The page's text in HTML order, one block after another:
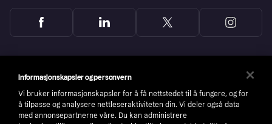
Informasjonskapsler og personvern
Vi bruker informasjonskapsler for å få nettstedet til å fungere, og for
å tilpasse og analysere nettleseraktiviteten din. Vi deler også data
med annonsepartnerne våre. Du kan administrere